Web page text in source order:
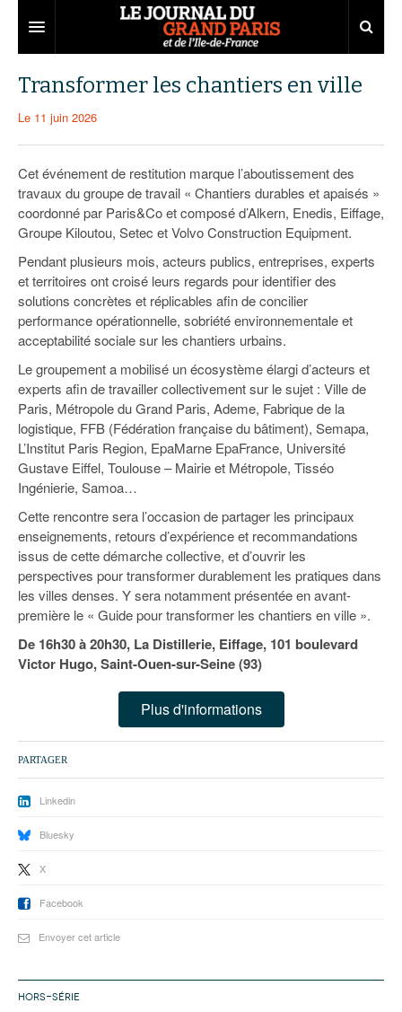
Aménagement
Collectivités
Institutions
Services urbains
Entreprises
Développement économique
Emploi
Attractivité
Transport
Marchés publics
Départements
75
77
91
92
93
95
Carnet
Nominations
Agenda
Les Assises du Grand Paris
Ecouter les épisodes
Lire les résumés
Transformer les chantiers en ville
Le 11 juin 2026
Cet événement de restitution marque l’aboutissement des
travaux du groupe de travail « Chantiers durables et apaisés »
coordonné par Paris&Co et composé d’Alkern, Enedis, Eiffage,
Groupe Kiloutou, Setec et Volvo Construction Equipment.
Pendant plusieurs mois, acteurs publics, entreprises, experts
et territoires ont croisé leurs regards pour identifier des
solutions concrètes et réplicables afin de concilier
performance opérationnelle, sobriété environnementale et
acceptabilité sociale sur les chantiers urbains.
Le groupement a mobilisé un écosystème élargi d’acteurs et
experts afin de travailler collectivement sur le sujet : Ville de
Paris, Métropole du Grand Paris, Ademe, Fabrique de la
logistique, FFB (Fédération française du bâtiment), Semapa,
L’Institut Paris Region, EpaMarne EpaFrance, Université
Gustave Eiffel, Toulouse – Mairie et Métropole, Tisséo
Ingénierie, Samoa…
Cette rencontre sera l’occasion de partager les principaux
enseignements, retours d’expérience et recommandations
issus de cette démarche collective, et d’ouvrir les
perspectives pour transformer durablement les pratiques dans
les villes denses. Y sera notamment présentée en avant-
première le « Guide pour transformer les chantiers en ville ».
De 16h30 à 20h30, La Distillerie, Eiffage, 101 boulevard
Victor Hugo, Saint-Ouen-sur-Seine (93)
Plus d'informations
PARTAGER
Linkedin
Bluesky
X
Facebook
Envoyer cet article
HORS-SÉRIE